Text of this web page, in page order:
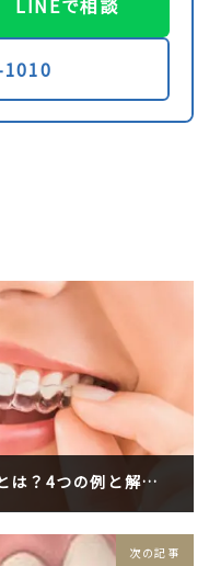
LINEで相談
マウスピース矯正ができない人とは？4つの例と解決策
次の記事